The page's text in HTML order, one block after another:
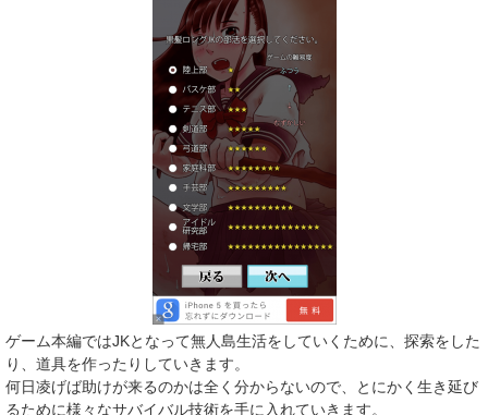
ゲーム本編ではJKとなって無人島生活をしていくために、探索をした
り、道具を作ったりしていきます。
何日凌げば助けが来るのかは全く分からないので、とにかく生き延び
るために様々なサバイバル技術を手に入れていきます。